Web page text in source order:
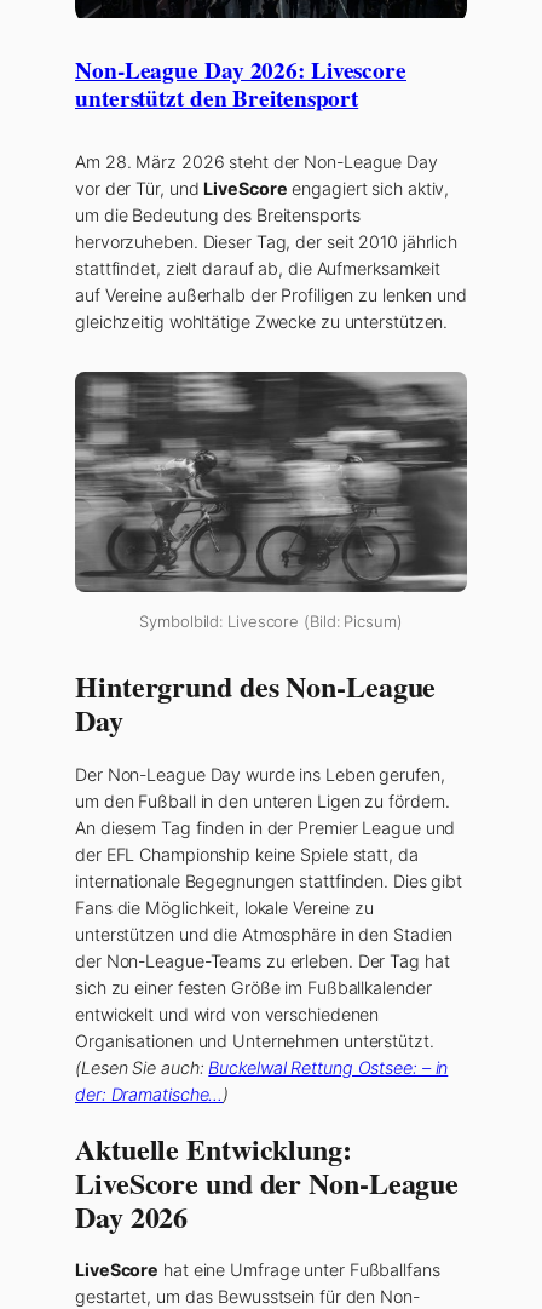
Non-League Day 2026: Livescore
unterstützt den Breitensport
Am 28. März 2026 steht der Non-League Day
vor der Tür, undLiveScore engagiert sich aktiv,
um die Bedeutung des Breitensports
hervorzuheben. Dieser Tag, der seit 2010 jährlich
stattfindet, zielt darauf ab, die Aufmerksamkeit
auf Vereine außerhalb der Profiligen zu lenken und
gleichzeitig wohltätige Zwecke zu unterstützen.
Symbolbild: Livescore (Bild: Picsum)
Hintergrund des Non-League
Day
Der Non-League Day wurde ins Leben gerufen,
um den Fußball in den unteren Ligen zu fördern.
An diesem Tag finden in der Premier League und
der EFL Championship keine Spiele statt, da
internationale Begegnungen stattfinden. Dies gibt
Fans die Möglichkeit, lokale Vereine zu
unterstützen und die Atmosphäre in den Stadien
der Non-League-Teams zu erleben. Der Tag hat
sich zu einer festen Größe im Fußballkalender
entwickelt und wird von verschiedenen
Organisationen und Unternehmen unterstützt.
(Lesen Sie auch: Buckelwal Rettung Ostsee: – in
der: Dramatische…)
Aktuelle Entwicklung:
LiveScore und der Non-League
Day 2026
LiveScore hat eine Umfrage unter Fußballfans
gestartet, um das Bewusstsein für den Non-